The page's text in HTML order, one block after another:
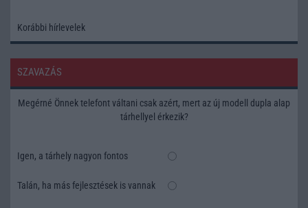
Korábbi hírlevelek
SZAVAZÁS
Megérné Önnek telefont váltani csak azért, mert az új modell dupla alap
tárhellyel érkezik?
Igen, a tárhely nagyon fontos
Talán, ha más fejlesztések is vannak